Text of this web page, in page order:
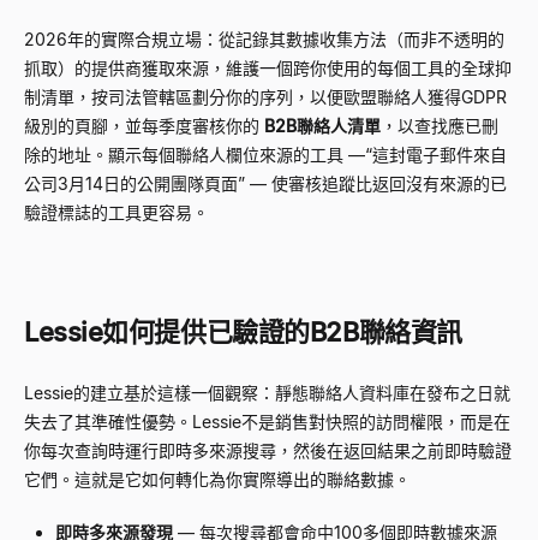
2026年的實際合規立場：從記錄其數據收集方法（而非不透明的
抓取）的提供商獲取來源，維護一個跨你使用的每個工具的全球抑
制清單，按司法管轄區劃分你的序列，以便歐盟聯絡人獲得GDPR
級別的頁腳，並每季度審核你的 B2B聯絡人清單 ，以查找應已刪
除的地址。顯示每個聯絡人欄位來源的工具 —“這封電子郵件來自
公司3月14日的公開團隊頁面” — 使審核追蹤比返回沒有來源的已
驗證標誌的工具更容易。
Lessie如何提供已驗證的B2B聯絡資訊
Lessie的建立基於這樣一個觀察：靜態聯絡人資料庫在發布之日就
失去了其準確性優勢。Lessie不是銷售對快照的訪問權限，而是在
你每次查詢時運行即時多來源搜尋，然後在返回結果之前即時驗證
它們。這就是它如何轉化為你實際導出的聯絡數據。
即時多來源發現 — 每次搜尋都會命中100多個即時數據來源